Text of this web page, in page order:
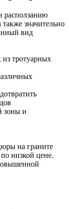
расползанию
значительно
вид
из тротуарных
зоны и
на граните
низкой цене.